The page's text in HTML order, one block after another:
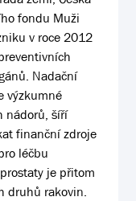
fondu Muži
v roce 2012
Nadační
výzkumné
nádorů, šíří
finanční zdroje
léčbu
je přitom
druhů rakovin.